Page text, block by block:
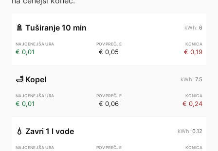
🚿 Tuširanje 10 min 6
€ 0,01 € 0,05 € 0,19
🛁 Kopel 7.5
€ 0,01 € 0,06 € 0,24
💧 Zavri 1 l vode 0.12